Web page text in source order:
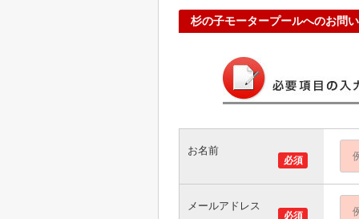
杉の子モータープールへのお問
必須
お名前
必須
メールアドレス